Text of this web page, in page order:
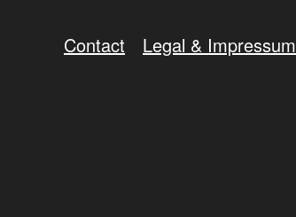
Contact Legal & Impressum